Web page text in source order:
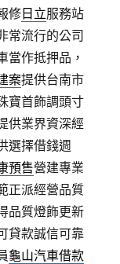
修 日立服務站
常流行的公司
當作抵押品，
案提供台南市
寶首飾調頭寸
供業界資深經
選擇借錢週
預售營建專業
正派經營品質
品質燈飾更新
貸款誠信可靠
龜山汽車借款